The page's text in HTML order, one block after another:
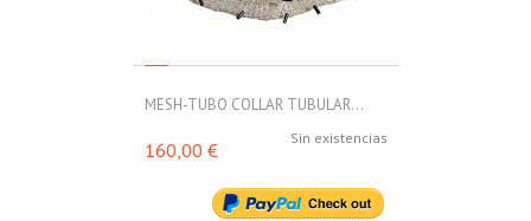
MESH-TUBO COLLAR TUBULAR...
Sin existencias
160,00 €